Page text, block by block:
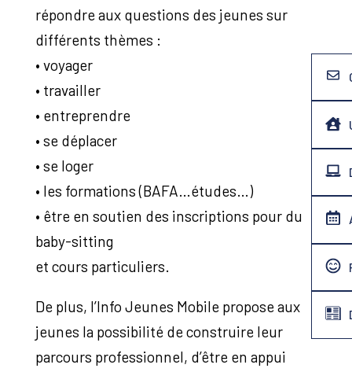
répondre aux questions des jeunes sur
différents thèmes :
• voyager
• travailler
• entreprendre
• se déplacer
• se loger
• les formations (BAFA…études…)
• être en soutien des inscriptions pour du
baby-sitting
et cours particuliers.
De plus, l’Info Jeunes Mobile propose aux
jeunes la possibilité de construire leur
parcours professionnel, d’être en appui